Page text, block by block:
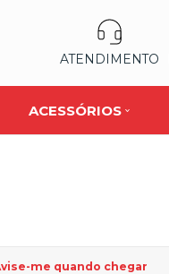
ATENDIMENTO
ACESSÓRIOS
me quando chegar